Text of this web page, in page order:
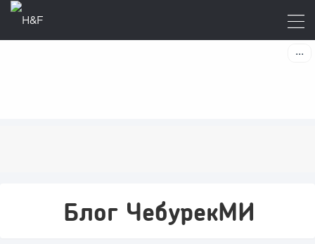
Блог ЧебурекМИ